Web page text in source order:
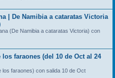
| De Namibia a cataratas Victoria
(De Namibia a cataratas Victoria) con
faraones (del 10 de Oct al 24
los faraones) con salida 10 de Oct